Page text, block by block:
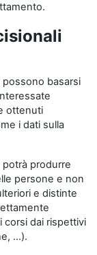
possono basarsi
ottenuti
i dati sulla
produrre
persone e non
e distinte
corsi dai rispettivi
…).